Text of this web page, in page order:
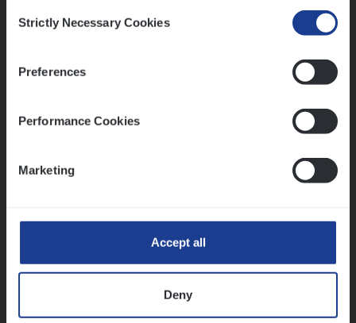
Selection
Strictly Necessary Cookies
Preferences
Performance Cookies
Marketing
Accept all
Deny
Beveren
Mathias houdt van diepgaande dossiers én droge
Thalia zoekt graag oplossingen, in games én op het